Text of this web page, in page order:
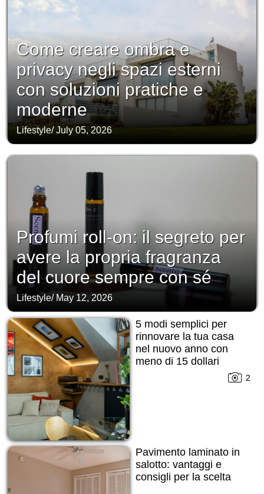
Come creare ombra e
privacy negli spazi esterni
con soluzioni pratiche e
moderne
Lifestyle/July 05, 2026
Profumi roll-on: il segreto per
avere la propria fragranza
del cuore sempre con sé
Lifestyle/ May 12, 2026
5 modi semplici per
rinnovare la tua casa
nel nuovo anno con
meno di 15 dollari
2
Pavimento laminato in
salotto: vantaggi e
consigli per la scelta